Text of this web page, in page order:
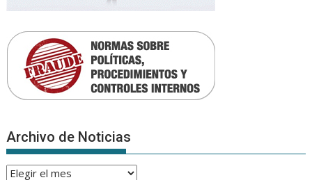
Archivo de Noticias
Archivo